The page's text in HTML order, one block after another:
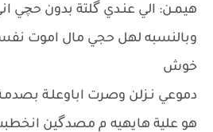
هيمـن: الي عنـدي گلتة بدون حچي
وبالنسبه لهل حجي مال اموت
خوش
دموعي نـزلن وصرت اباوعلـة
هو علية هايهيه م مصدگين